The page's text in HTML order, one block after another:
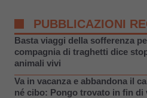
PUBBLICAZIONI
Basta viaggi della sofferenza
compagnia di traghetti dice
animali vivi
Va in vacanza e abbandona il
né cibo: Pongo trovato in fin di